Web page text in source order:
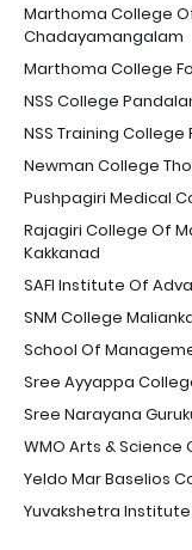
Marthoma College
Chadayamangalam
Marthoma College
NSS College
NSS Training
Newman College
Pushpagiri Medical
Rajagiri College Of
Kakkanad
SAFI Institute Of
SNM College
School Of
Sree Ayyappa
Sree Narayana
WMO Arts & Science
Yeldo Mar Baselios
Yuvakshetra